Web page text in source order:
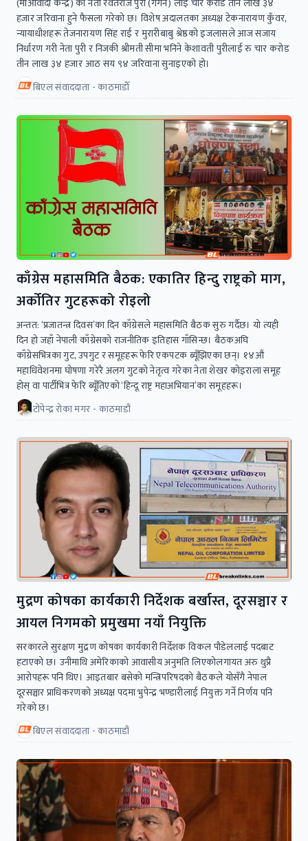
(माओवादी केन्द्र) का नेता रेवतराज पुरी (गगन) लाई चार करोड तीन लाख ३४
हजार जरिवाना हुने फैसला गरेको छ। विशेष अदालतका अध्यक्ष टेकनारायण कुँवर,
न्यायाधीशहरू तेजनारायण सिंह राई र मुरारीबाबु श्रेष्ठको इजलासले आज सजाय
निर्धारण गरी नेता पुरी र निजकी श्रीमती सीमा भनिने केशावती पुरीलाई रु चार करोड
तीन लाख ३४ हजार आठ सय ९४ जरिवाना सुनाइएको हो।
बिएल संवाददाता - काठमाडाैँ
काँग्रेस महासमिति बैठक: एकातिर हिन्दु राष्ट्रको माग,
अर्कोतिर गुटहरूको रोइलो
अन्तत: ‘प्रजातन्त्र दिवस’का दिन काँग्रेसले महासमिति बैठक सुरु गर्दैछ। यो त्यही
दिन हो जहाँ नेपाली काँग्रेसको राजनीतिक इतिहास गाँसिन्छ। बैठकअघि
काँग्रेसभित्रका गुट, उपगुट र समूहहरू फेरि एकपटक ब्यूँझिएका छन्। १४औं
महाधिवेशनमा घोषणा गरेरै अलग गुटको नेतृत्व गरेका नेता शेखर कोइराला समूह
होस् वा पार्टीभित्र फेरि ब्यूँतिएको ‘हिन्दू राष्ट्र महाअभियान’का समूहहरू।
टोपेन्द्र रोका मगर - काठमाडौं
मुद्रण कोषका कार्यकारी निर्देशक बर्खास्त, दूरसञ्चार र
आयल निगमको प्रमुखमा नयाँ नियुक्ति
सरकारले सुरक्षण मुद्रण कोषका कार्यकारी निर्देशक विकल पौडेललाई पदबाट
हटाएको छ। उनीमाथि अमेरिकाको आवासीय अनुमति लिएकोलगायत अरु थुप्रै
आरोपहरू पनि थिए। आइतबार बसेको मन्त्रिपरिषदको बैठकले योसँगै नेपाल
दूरसञ्चार प्राधिकरणको अध्यक्ष पदमा ‍भुपेन्द्र भण्डारीलाई नियुक्त गर्ने निर्णय पनि
गरेको छ।
बिएल संवाददाता - काठमाडौं